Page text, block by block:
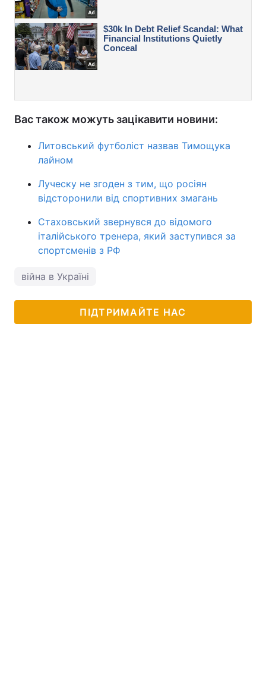
Вас також можуть зацікавити новини:
Литовський футболіст назвав Тимощука
лайном
Луческу не згоден з тим, що росіян
відсторонили від спортивних змагань
Стаховський звернувся до відомого
італійського тренера, який заступився за
спортсменів з РФ
війна в Україні
ПІДТРИМАЙТЕ НАС